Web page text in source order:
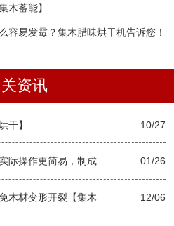
木蓄能】
容易发霉？集木腊味烘干机告诉您！
资讯
干】 10/27
际操作更简易，制成 01/26
木材变形开裂【集木 12/06